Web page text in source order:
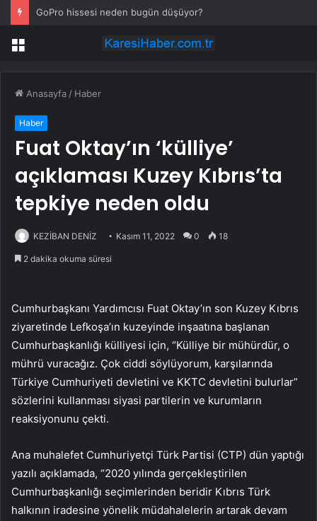
GoPro hissesi neden bugün düşüyor?
Menü
Anasayfa / Haber
Haber
Fuat Oktay’ın ‘külliye’
açıklaması Kuzey Kıbrıs’ta
tepkiye neden oldu
KEZİBAN DENİZ Kasım 11, 2022 0 18
2 dakika okuma süresi
Cumhurbaşkanı Yardımcısı Fuat Oktay’ın son Kuzey Kıbrıs
ziyaretinde Lefkoşa’ın kuzeyinde inşaatına başlanan
Cumhurbaşkanlığı külliyesi için, “Külliye bir mühürdür, o
mührü vuracağız. Çok ciddi söylüyorum, karşılarında
Türkiye Cumhuriyeti devletini ve KKTC devletini bulurlar”
sözlerini kullanması siyasi partilerin ve kurumların
reaksiyonunu çekti.
Ana muhalefet Cumhuriyetçi Türk Partisi (CTP) dün yaptığı
yazılı açıklamada, “2020 yılında gerçekleştirilen
Cumhurbaşkanlığı seçimlerinden beridir Kıbrıs Türk
halkının iradesine yönelik müdahalelerin artarak devam